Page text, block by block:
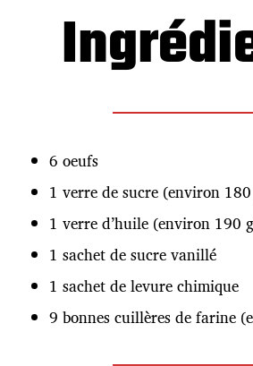
6 oeufs
1 verre de sucre (environ
1 verre d’huile (environ 190
1 sachet de sucre vanillé
1 sachet de levure chimique
9 bonnes cuillères de farine